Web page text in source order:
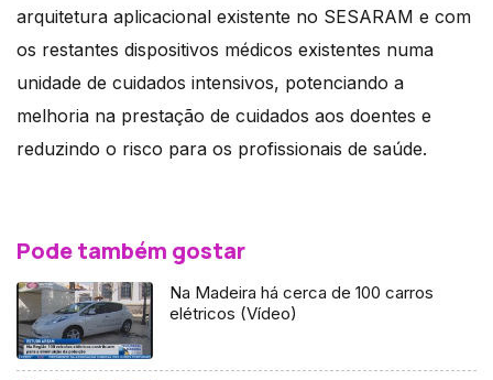
arquitetura aplicacional existente no SESARAM e com
os restantes dispositivos médicos existentes numa
unidade de cuidados intensivos, potenciando a
melhoria na prestação de cuidados aos doentes e
reduzindo o risco para os profissionais de saúde.
Pode também gostar
Na Madeira há cerca de 100 carros
elétricos (Vídeo)